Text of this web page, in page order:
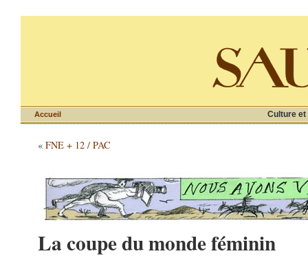
Culture et
Accueil
« FNE + 12 / PAC
La coupe du monde féminin